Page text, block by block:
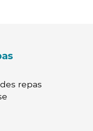
repas